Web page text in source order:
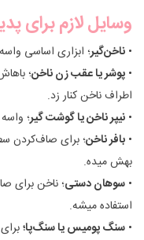
وسایل لازم برای
• ناخن‌گیر؛ ابزاری اساسی
• پوشر یا عقب زن ناخن؛
اطراف ناخن کنار زد.
• نیپر ناخن یا گوشت گیر؛
• بافر ناخن؛ برای صاف‌کردن
بهش میده.
• سوهان دستی؛ ناخن برای
استفاده میشه.
• سنگ پومیس یا سنگ‌پا؛